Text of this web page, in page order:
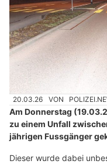
20.03.26 VON
Am Donnerstag
zu einem Unfall
jährigen Fussgänger
Dieser wurde dabei